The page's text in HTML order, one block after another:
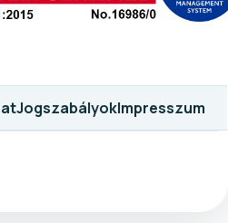
JogszabályokImpresszum